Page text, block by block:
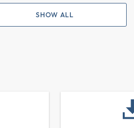
SHOW ALL